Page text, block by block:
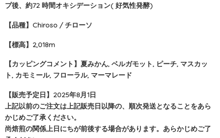
プ後、約72 時間オキシデーション( 好気性発酵)
【品種】 Chiroso / チローソ
【標高】 2,018m
【カッピングコメント】 夏みかん, ベルガモット, ピーチ, マスカッ
ト, カモミール, フローラル, マーマレード
【販売予定日】2025年8月1日
上記以前のご注文は上記販売日以降の、順次発送となることをあら
かじめご了承ください。
尚焙煎の関係上日にちが前後する場合があります。あらかじめご了